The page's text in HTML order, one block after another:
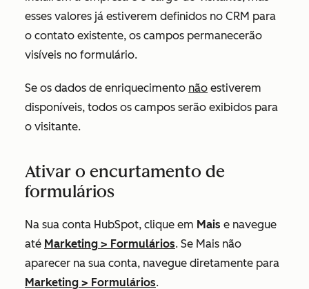
esses valores já estiverem definidos no CRM para
o contato existente, os campos permanecerão
visíveis no formulário.
Se os dados de enriquecimento não estiverem
disponíveis, todos os campos serão exibidos para
o visitante.
Ativar o encurtamento de
formulários
Na sua conta HubSpot, clique em Mais e navegue
até Marketing > Formulários. Se Mais não
aparecer na sua conta, navegue diretamente para
Marketing > Formulários.